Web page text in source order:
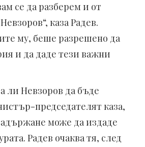
се да разберем и от
каза Радев.
му, беше разрешено да
и да даде тези важни
ли Невзоров да бъде
председателят каза,
може да издаде
Радев очаква тя, след